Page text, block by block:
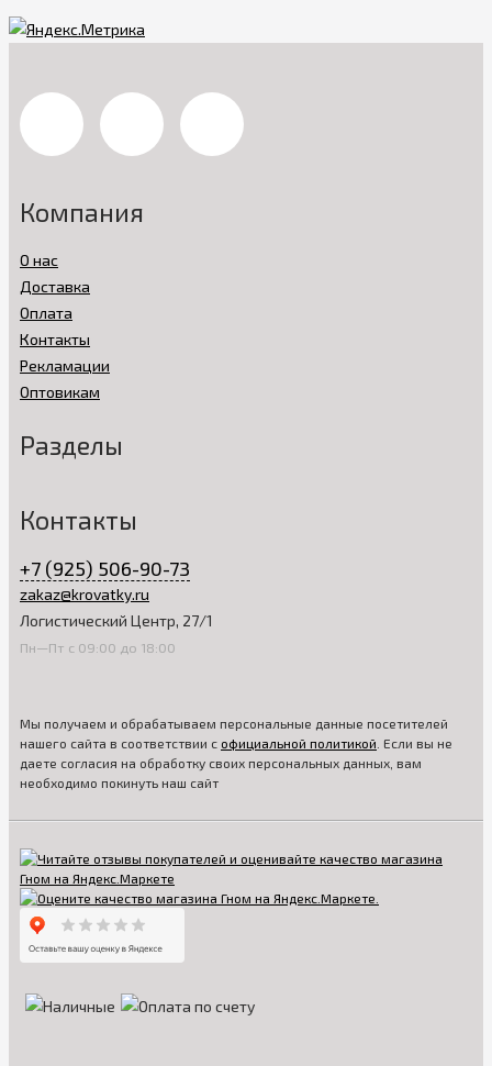
Компания
О нас
Доставка
Оплата
Контакты
Рекламации
Оптовикам
Разделы
Контакты
+7 (925) 506-90-73
zakaz@krovatky.ru
Логистический Центр, 27/1
Пн—Пт с 09:00 до 18:00
Мы получаем и обрабатываем персональные данные посетителей
нашего сайта в соответствии с официальной политикой . Если вы не
даете согласия на обработку своих персональных данных, вам
необходимо покинуть наш сайт